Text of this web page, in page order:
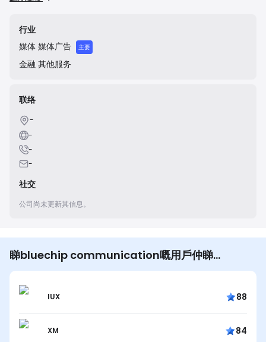
media relations, IPO and transaction communication, and
crisis management, aiming to build and maintain trust and
a strong reputation for their clients in the financial
community.
行业
媒体 媒体广告 主要
金融 其他服务
联络
-
-
-
-
社交
公司尚未更新其信息。
睇bluechip communication嘅用戶仲睇…
IUX 88
XM 84